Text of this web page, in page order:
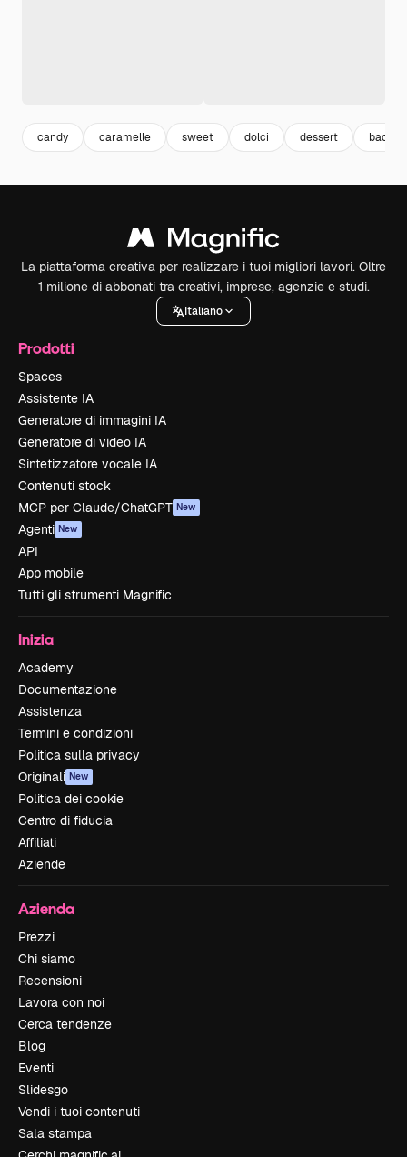
candy caramelle sweet dolci dessert
La piattaforma creativa per realizzare i tuoi migliori lavori. Oltre
1 milione di abbonati tra creativi, imprese, agenzie e studi.
Italiano
Prodotti
Spaces
Assistente IA
Generatore di immagini IA
Generatore di video IA
Sintetizzatore vocale IA
Contenuti stock
MCP per Claude/ChatGPT New
Agenti New
API
App mobile
Tutti gli strumenti Magnific
Inizia
Academy
Documentazione
Assistenza
Termini e condizioni
Politica sulla privacy
Originali New
Politica dei cookie
Centro di fiducia
Affiliati
Aziende
Azienda
Prezzi
Chi siamo
Recensioni
Lavora con noi
Cerca tendenze
Blog
Eventi
Slidesgo
Vendi i tuoi contenuti
Sala stampa